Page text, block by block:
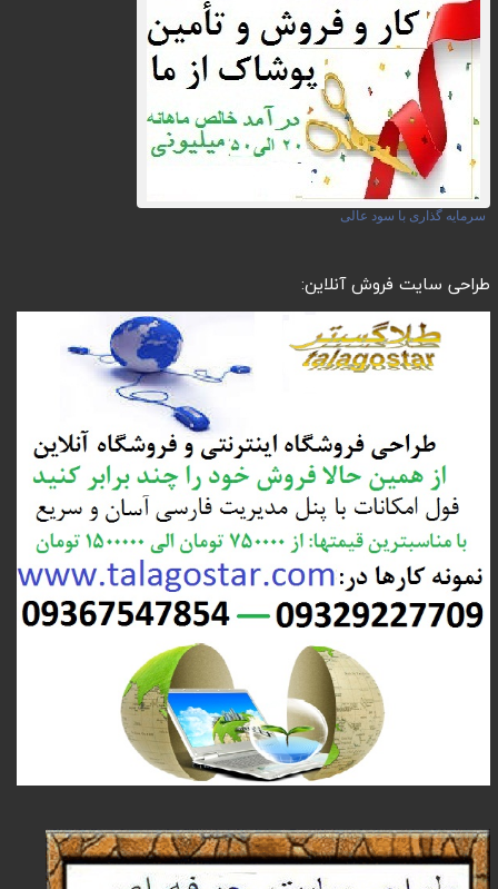
سرمایه گذاری با سود عالی
طراحی سایت فروش آنلاین: